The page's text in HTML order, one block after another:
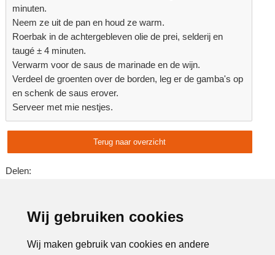
Wij gebruiken cookies
Wij maken gebruik van cookies en andere
minuten.
Neem ze uit de pan en houd ze warm.
Roerbak in de achtergebleven olie de prei, selderij en
taugé ± 4 minuten.
Verwarm voor de saus de marinade en de wijn.
Verdeel de groenten over de borden, leg er de gamba's op
en schenk de saus erover.
Serveer met mie nestjes.
Terug naar overzicht
Delen: